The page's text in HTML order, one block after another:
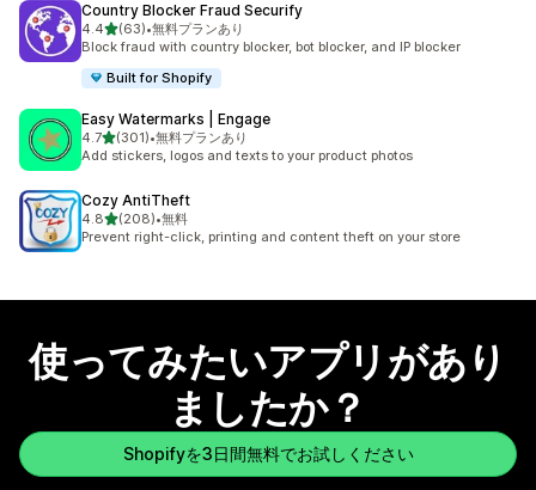
Country Blocker Fraud Securify
4.45つ星中
(63)
合計レビュー数：63件
•無料プランあり
Block fraud with country blocker, bot blocker, and IP blocker
Built for Shopify
Easy Watermarks | Engage
4.75つ星中
(301)
合計レビュー数：301件
•無料プランあり
Add stickers, logos and texts to your product photos
Cozy AntiTheft
4.85つ星中
(208)
合計レビュー数：208件
•無料
Prevent right-click, printing and content theft on your store
使ってみたいアプリがあり
ましたか？
Shopifyを3日間無料でお試しください